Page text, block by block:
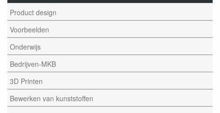
Product design
Voorbeelden
Onderwijs
Bedrijven-MKB
3D Printen
Bewerken van kunststoffen